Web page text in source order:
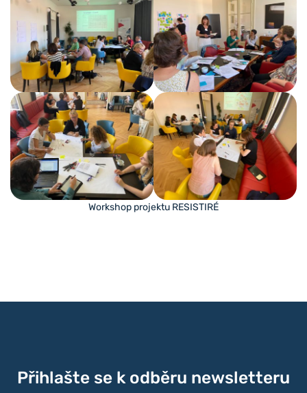
Workshop projektu RESISTIRÉ
Přihlašte se k odběru newsletteru